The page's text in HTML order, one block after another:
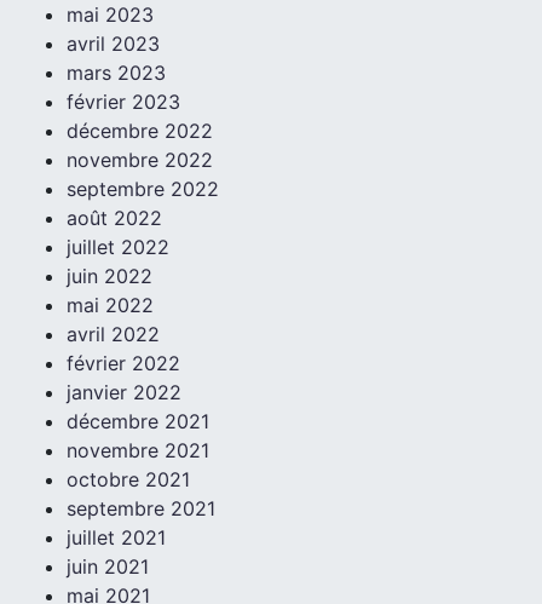
mai 2023
avril 2023
mars 2023
février 2023
décembre 2022
novembre 2022
septembre 2022
août 2022
juillet 2022
juin 2022
mai 2022
avril 2022
février 2022
janvier 2022
décembre 2021
novembre 2021
octobre 2021
septembre 2021
juillet 2021
juin 2021
mai 2021